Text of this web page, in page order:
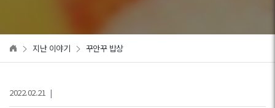
지난 이야기 꾸안꾸 밥상
2022.02.21 |